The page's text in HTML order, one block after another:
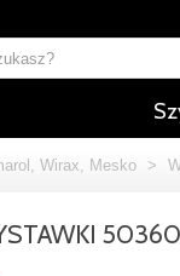
Wirax, Mesko >